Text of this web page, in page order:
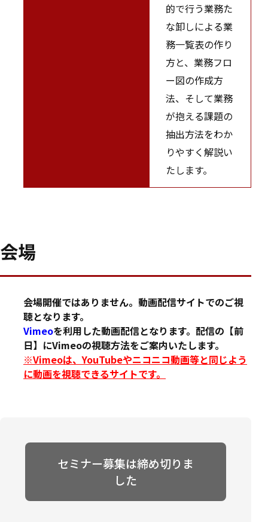
的で行う業務た
な卸しによる業
務一覧表の作り
方と、業務フロ
ー図の作成方
法、そして業務
が抱える課題の
抽出方法をわか
りやすく解説い
たします。
会場
会場開催ではありません。動画配信サイトでのご視
聴となります。
Vimeoを利用した動画配信となります。配信の【前
日】にVimeoの視聴方法をご案内いたします。
※Vimeoは、YouTubeやニコニコ動画等と同じよう
に動画を視聴できるサイトです。
セミナー募集は締め切りま
した